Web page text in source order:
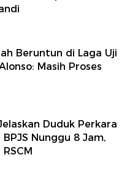
Beruntun di Laga Uji
Masih Proses
Duduk Perkara
Nunggu 8 Jam,